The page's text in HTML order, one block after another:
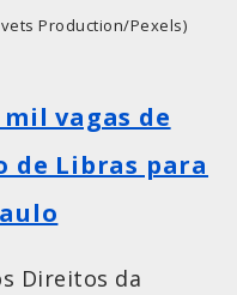
Production/Pexels)
vagas de
Libras para
Direitos da